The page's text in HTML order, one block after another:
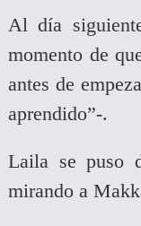
Al día
momento de
antes de
aprendido”-.
Laila se puso
mirando a